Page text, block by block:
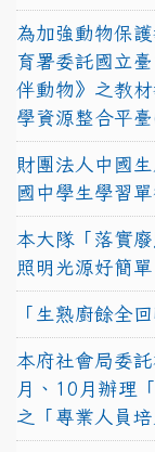
為加強動物保
育署委託國立
伴動物》之教
學資源整合平
財團法人中國
國中學生學習
本大隊「落實
照明光源好簡
「生熟廚餘全
本府社會局委
月、10月辦理
之「專業人員培